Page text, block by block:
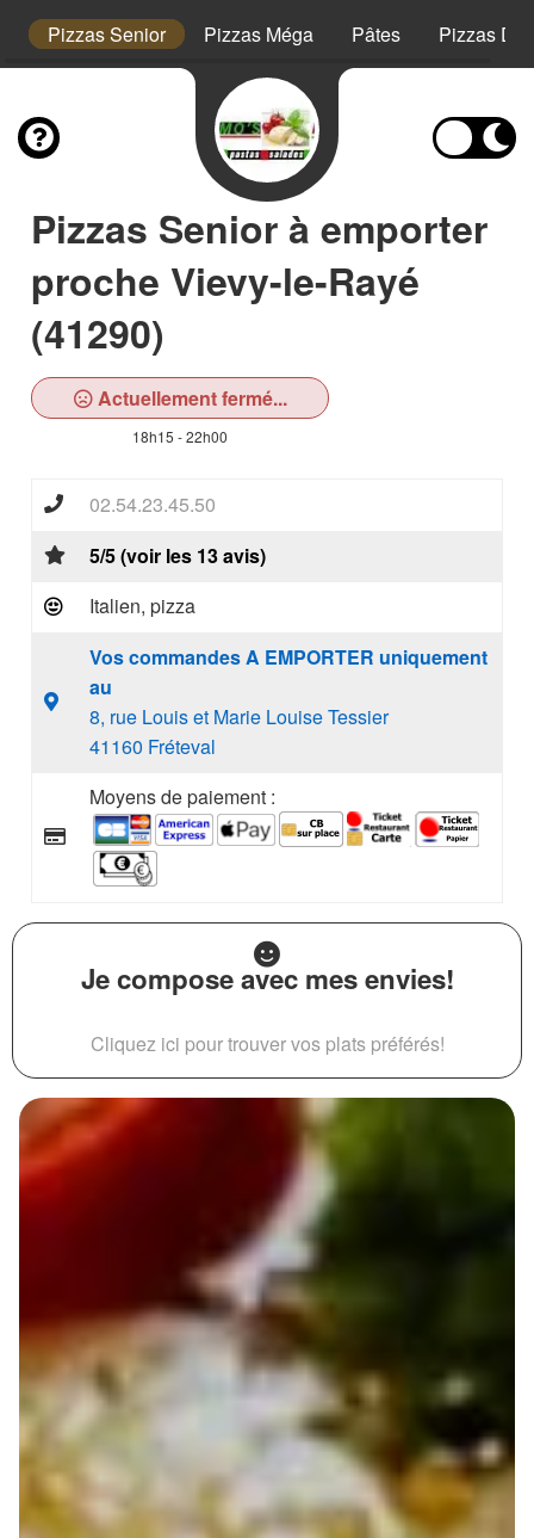
Pizzas Senior Pizzas Méga Pâtes Pizzas
Pizzas Senior à emporter
proche Vievy-le-Rayé
(41290)
Actuellement fermé...
18h15 - 22h00
02.54.23.45.50
5/5 (voir les 13 avis)
Italien, pizza
Vos commandes A EMPORTER uniquement
au
8, rue Louis et Marie Louise Tessier
41160 Fréteval
Moyens de paiement :
Je compose avec mes envies!
Cliquez ici pour trouver vos plats préférés!